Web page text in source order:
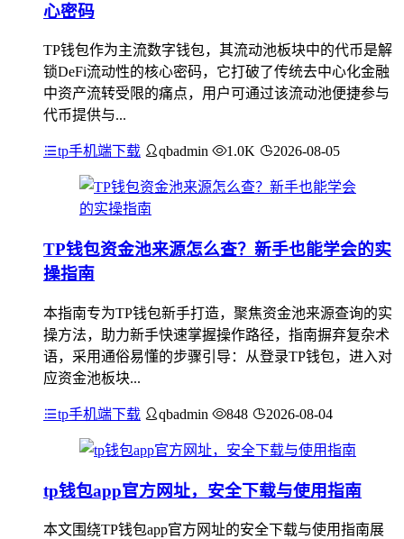
心密码
TP钱包作为主流数字钱包，其流动池板块中的代币是解
锁DeFi流动性的核心密码，它打破了传统去中心化金融
中资产流转受限的痛点，用户可通过该流动池便捷参与
代币提供与...
tp手机端下载 qbadmin 1.0K 2026-08-05
TP钱包资金池来源怎么查？新手也能学会的实
操指南
本指南专为TP钱包新手打造，聚焦资金池来源查询的实
操方法，助力新手快速掌握操作路径，指南摒弃复杂术
语，采用通俗易懂的步骤引导：从登录TP钱包，进入对
应资金池板块...
tp手机端下载 qbadmin 848 2026-08-04
tp钱包app官方网址，安全下载与使用指南
本文围绕TP钱包app官方网址的安全下载与使用指南展